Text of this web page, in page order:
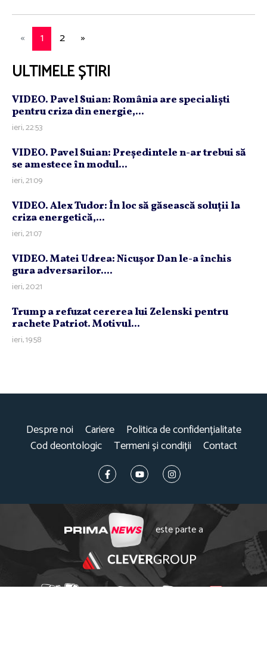
« 1 2 »
ULTIMELE ȘTIRI
VIDEO. Pavel Suian: România are specialişti
pentru criza din energie,...
ieri, 22:53
VIDEO. Pavel Suian: Preşedintele n-ar trebui să
se amestece în modul...
ieri, 21:09
VIDEO. Alex Tudor: În loc să găsească soluţii la
criza energetică,...
ieri, 21:07
VIDEO. Matei Udrea: Nicuşor Dan le-a închis
gura adversarilor....
ieri, 20:21
Trump a refuzat cererea lui Zelenski pentru
rachete Patriot. Motivul...
ieri, 19:58
Despre noi Cariere
Politica de confidențialitate
Cod deontologic
Termeni și condiții Contact
este parte a